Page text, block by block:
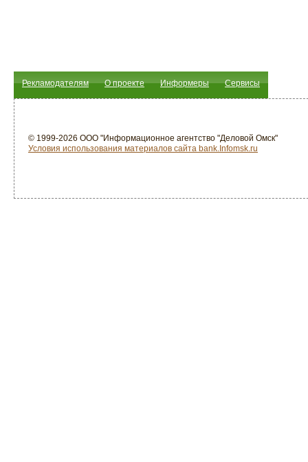
Рекламодателям О проекте Информеры Сервисы
© 1999-2026 ООО "Информационное агентство "Деловой Омск"
Условия использования материалов сайта bank.Infomsk.ru